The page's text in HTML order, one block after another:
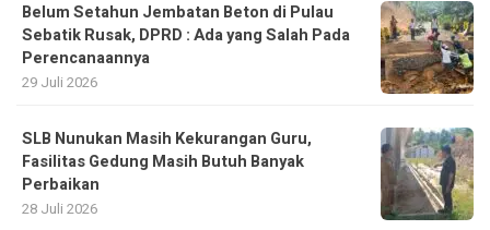
Belum Setahun Jembatan Beton di Pulau
Sebatik Rusak, DPRD : Ada yang Salah Pada
Perencanaannya
29 Juli 2026
SLB Nunukan Masih Kekurangan Guru,
Fasilitas Gedung Masih Butuh Banyak
Perbaikan
28 Juli 2026